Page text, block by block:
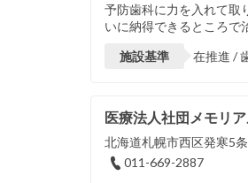
予防歯科に力を入れて取
いに納得できるところで
施設基準
在推進 /
医療法人社団メモリ
北海道札幌市西区発寒5
011-669-2887